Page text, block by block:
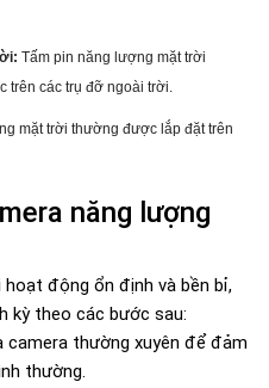
Tấm pin năng lượng mặt trời
trên các trụ đỡ ngoài trời.
mặt trời thường được lắp đặt trên
năng lượng
động ổn định và bền bỉ,
kỳ theo các bước sau:
camera thường xuyên để đảm
thường.